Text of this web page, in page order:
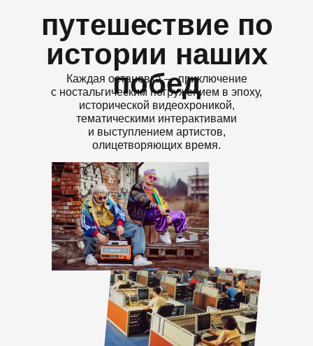
путешествие по
истории наших
побед
Каждая остановка — приключение
с ностальгическим погружением в эпоху,
исторической видеохроникой,
тематическими интерактивами
и выступлением артистов,
олицетворяющих время.